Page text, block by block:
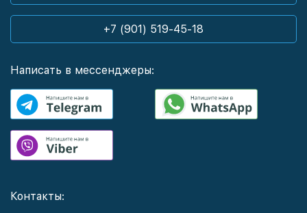
+7 (901) 519-45-18
Написать в мессенджеры:
Контакты: